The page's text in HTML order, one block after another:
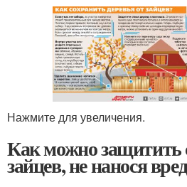
Нажмите для увеличения.
Как можно защитить
зайцев, не нанося